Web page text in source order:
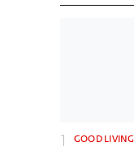
GOOD LIVING